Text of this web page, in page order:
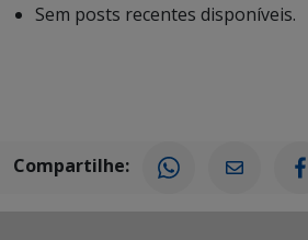
Sem posts recentes disponíveis.
Compartilhe: